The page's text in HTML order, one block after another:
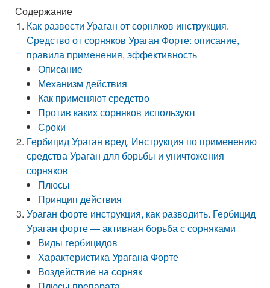
Содержание
Как развести Ураган от сорняков инструкция.
Средство от сорняков Ураган Форте: описание,
правила применения, эффективность
Описание
Механизм действия
Как применяют средство
Против каких сорняков используют
Сроки
Гербицид Ураган вред. Инструкция по применению
средства Ураган для борьбы и уничтожения
сорняков
Плюсы
Принцип действия
Ураган форте инструкция, как разводить. Гербицид
Ураган форте — активная борьба с сорняками
Виды гербицидов
Характеристика Урагана Форте
Воздействие на сорняк